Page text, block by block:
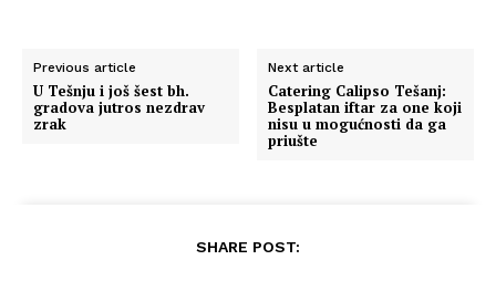
Previous article
U Tešnju i još šest bh.
gradova jutros nezdrav
zrak
Next article
Catering Calipso Tešanj:
Besplatan iftar za one koji
nisu u mogućnosti da ga
priušte
SHARE POST: